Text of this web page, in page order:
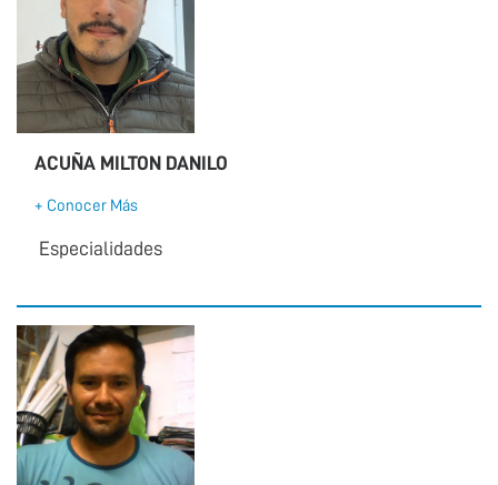
ACUÑA MILTON DANILO
+ Conocer Más
Especialidades